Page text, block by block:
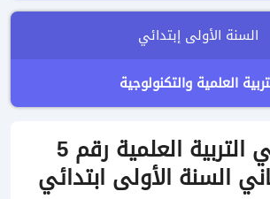
السنة الأولى إبتدائي
العلمية والتكنولوجية
اختبار في التربية العلمية رقم 5
السنة الأولى ابتدائي